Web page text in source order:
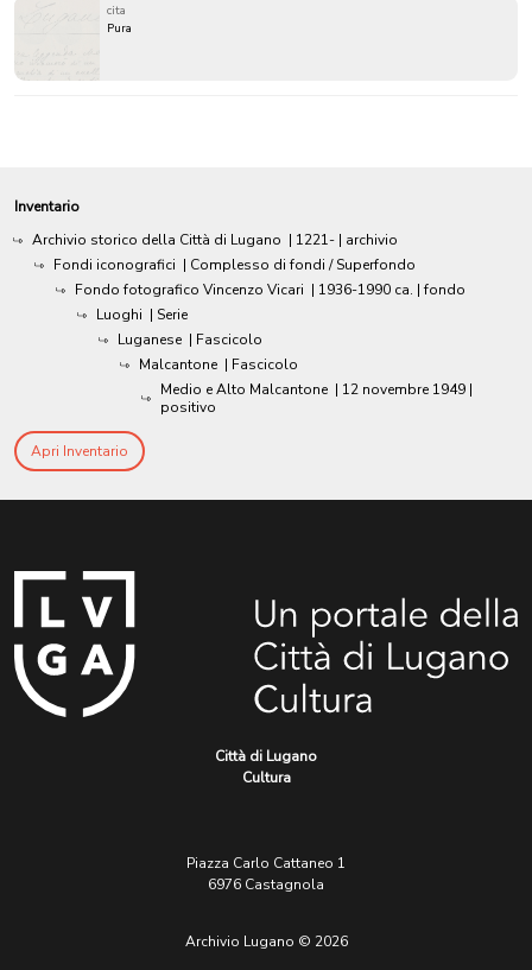
cita
Pura
Inventario
Archivio storico della Città di Lugano | 1221- | archivio
Fondi iconografici | Complesso di fondi / Superfondo
Fondo fotografico Vincenzo Vicari | 1936-1990 ca. | fondo
Luoghi | Serie
Luganese | Fascicolo
Malcantone | Fascicolo
Medio e Alto Malcantone | 12 novembre 1949 |
positivo
Apri Inventario
Città di Lugano
Cultura
Piazza Carlo Cattaneo 1
6976 Castagnola
Archivio Lugano © 2026